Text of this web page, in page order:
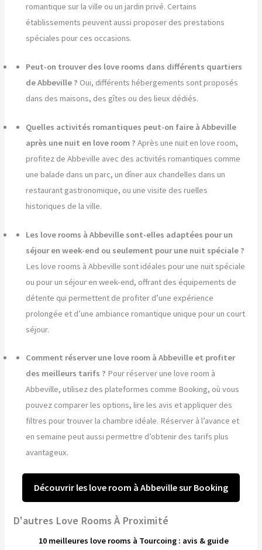
romantique sur la ville ou un jardin privé. Certains
établissements peuvent aussi proposer des prestations
spéciales pour ces occasions.
Peut-on trouver des love rooms dans différents quartiers
de Abbeville ? Oui, différents hébergements sont proposés
dans des maisons, des gîtes ou des lieux dédiés.
Quelles activités romantiques peut-on faire à Abbeville
après une nuit en love room ? Après une nuit en love room,
profitez de Abbeville avec des activités romantiques comme
une balade dans un parc, un dîner aux chandelles dans un
restaurant gastronomique, ou une visite des ruelles
historiques de la ville.
Les love rooms à Abbeville sont-elles adaptées pour un
séjour en week-end ou seulement pour une nuit spéciale ?
Les love rooms à Abbeville sont idéales pour une nuit spéciale
ou pour un séjour en week-end, offrant des équipements de
détente qui permettent de profiter d’une expérience
prolongée et d’une ambiance romantique unique pour un court
séjour.
Comment réserver une love room à Abbeville et profiter
des meilleurs tarifs ? Pour réserver une love room à
Abbeville, utilisez des plateformes comme Booking, où vous
pouvez comparer les options, lire les avis et appliquer des
filtres pour trouver la chambre idéale. Réserver à l’avance et
en semaine peut aussi permettre d’obtenir des tarifs plus
avantageux.
Découvrir les love room à Abbeville sur Booking
D'autres Love Rooms À Proximité
10 meilleures love rooms à Tourcoing : avis & guide